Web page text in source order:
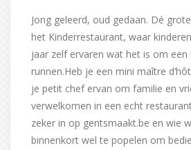
Jong geleerd, oud gedaan. Dé
het Kinderrestaurant, waar
jaar zelf ervaren wat het is om
runnen.Heb je een mini maître
je petit chef ervan om familie en
verwelkomen in een echt
zeker in op gentsmaakt.be en wie
binnenkort wel te popelen om